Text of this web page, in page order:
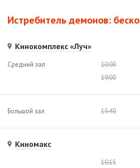
Истребитель демонов:
Кинокомплекс «Луч»
Средний зал 10:00
19:00
Большой зал 15:40
Киномакс
10:15